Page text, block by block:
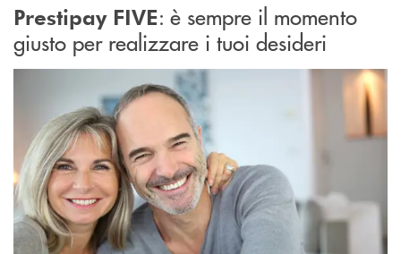
Prestipay FIVE: è sempre il momento
giusto per realizzare i tuoi desideri